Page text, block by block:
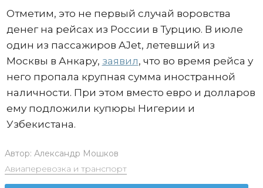
Отметим, это не первый случай воровства
денег на рейсах из России в Турцию. В июле
один из пассажиров AJet, летевший из
Москвы в Анкару, заявил, что во время рейса у
него пропала крупная сумма иностранной
наличности. При этом вместо евро и долларов
ему подложили купюры Нигерии и
Узбекистана.
Автор: Александр Мошков
Авиаперевозка и транспорт